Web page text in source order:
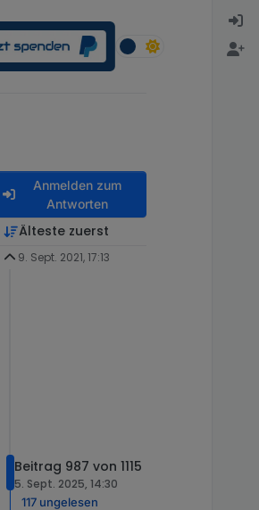
Anmelden zum
Antworten
Älteste zuerst
9. Sept. 2021, 17:13
Beitrag 987 von 1115
5. Sept. 2025, 14:30
117 ungelesen